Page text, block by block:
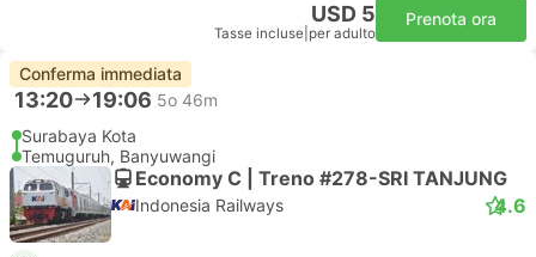
USD 5
Tasse incluse per adulto
Prenota ora
Conferma immediata
13:20 19:06 5o 46m
Surabaya Kota
Temuguruh, Banyuwangi
Economy C | Treno #278-SRI TANJUNG
Indonesia Railways 4.6